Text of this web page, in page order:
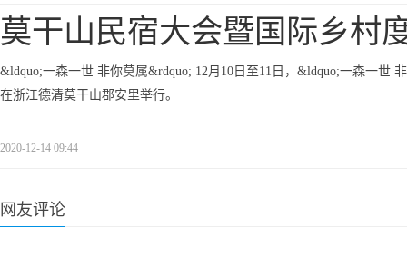
莫干山民宿大会暨国际乡村
&ldquo;一森一世 非你莫属&rdquo; 12月10日至11日，&ldquo;一森一世
在浙江德清莫干山郡安里举行。
2020-12-14 09:44
网友评论